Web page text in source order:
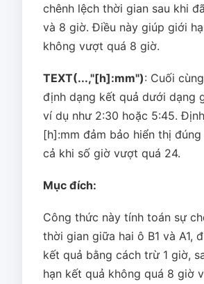
chênh lệch thời gian sau khi
và 8 giờ. Điều này giúp giới
không vượt quá 8 giờ.
TEXT(...,"[h]:mm"): Cuối
định dạng kết quả dưới dạng
ví dụ như 2:30 hoặc 5:45.
[h]:mm đảm bảo hiển thị
cả khi số giờ vượt quá 24.
Mục đích:
Công thức này tính toán sự
thời gian giữa hai ô B1 và A1,
kết quả bằng cách trừ 1 giờ,
hạn kết quả không quá 8 giờ